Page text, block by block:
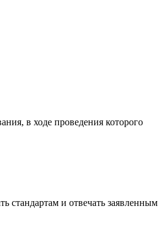
в ходе проведения которого
стандартам и отвечать заявленным